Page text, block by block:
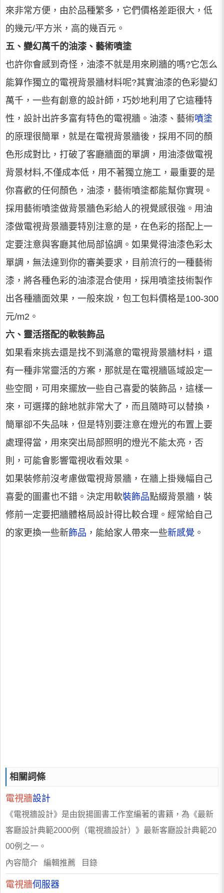
來非常方便，由於品種繁多，它們價格差距很大，低
的幾元/平方米，高的幾百元。
五、變幻萬千的油漆、藝術噴塗
也許你會感到奇怪，油漆不就是用來刷牆的嗎?它怎么
能算作獨立的電視背景牆材料呢?其實油漆的色彩變幻
萬千，一些有創意的設計師，巧妙地利用了它這種特
性，設計出許多富有特色的電視牆。油漆、藝術噴塗
的原理很簡單，就是在電視背景牆後，採用不同的顏
色形成對比，打破了客廳牆面的單調，用油漆做電視
背景材料,不僅成本低，用不著獨立施工，最重要的是
你喜歡的任何顏色，油漆，藝術噴塗都能幫你實現。
採用藝術噴塗做背景牆色彩給人的視覺感很強。用油
漆做電視背景牆要特別注意的是，在色彩的搭配上一
定要注意與客廳其他局部協調。如果覺得油漆色彩太
單調，無法達到你的審美要求，目前流行的一種藝術
漆，將各種色彩的油漆混合使用，採用噴塗技術製作
出各種牆面效果，一般來說，包工包料價格是100-300
元/m2。
六、靈活搭配的軟裝飾品
如果看來挑去還是找不到滿意的電視背景牆材料，還
有一種非常靈活的方案，那就是在電視牆區域設定一
些空間，可用來擺放一些自己喜愛的裝飾品，這樣一
來，可選擇的餘地就非常大了，而且隨時可以替換，
簡單卻不失品味，但是特別要注意在燈光的布置上要
處理得當，用來突出局部照明的燈光不能太亮，否
則，可能會影響電視收看效果。
如果裝修前沒考慮做電視背景牆，在牆上掛幾幅自己
喜愛的圖畫也不錯。決定用軟裝飾品點綴背景牆，裝
修前一定要把牆體格局設計得比較合理。經常給自己
的家更換一些新飾品 ，能給家人帶來一些新感覺 。
相關詞條
電視牆設計
《電視牆設計》是由銳揚圖書工作室編著的書籍，為《最新
客廳設計典範2000例（電視牆設計）》最新客廳設計典範20
00例之一。
內容簡介 編輯推薦 目錄
電視牆伺服器